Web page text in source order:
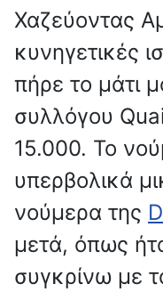
Χαζεύοντας
κυνηγετικές
πήρε το μάτι
συλλόγου
15.000. Το
υπερβολικά
νούμερα της
μετά, όπως
συγκρίνω με